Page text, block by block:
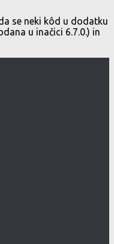
se neki kôd u dodatku
u inačici 6.7.0.) in